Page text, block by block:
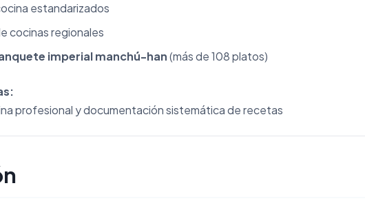
estandarizados
cocinas regionales
imperial manchú-han(más de 108 platos)
profesional y documentación sistemática de recetas